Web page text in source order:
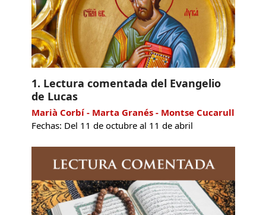
1. Lectura comentada del Evangelio
de Lucas
Marià Corbí - Marta Granés - Montse Cucarull
Fechas: Del 11 de octubre al 11 de abril